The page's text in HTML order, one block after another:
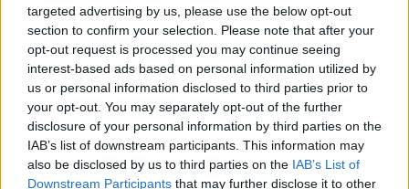
targeted advertising by us, please use the below opt-out
section to confirm your selection. Please note that after your
opt-out request is processed you may continue seeing
interest-based ads based on personal information utilized by
us or personal information disclosed to third parties prior to
your opt-out. You may separately opt-out of the further
disclosure of your personal information by third parties on the
IAB’s list of downstream participants. This information may
also be disclosed by us to third parties on the IAB’s List of
Downstream Participants that may further disclose it to other
Następna
Najnowsze
07 sierpnia 2026 | 19:41
Kard. Tagle: Przemienienie Jezusa w świecie oszpeconym wojną